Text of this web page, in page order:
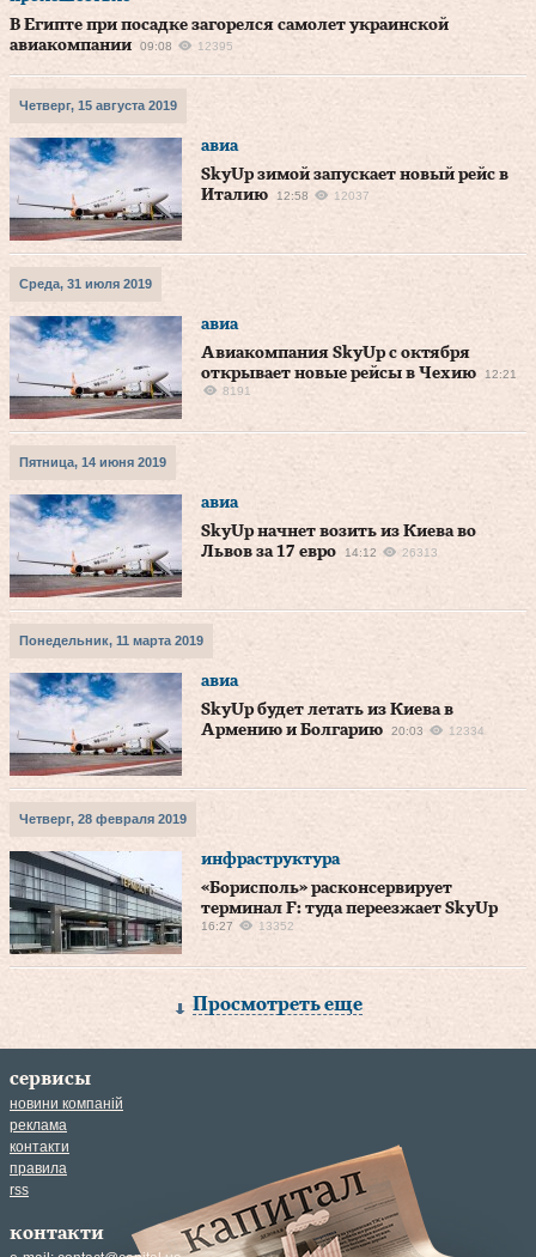
В Египте при посадке загорелся самолет украинской
авиакомпании
09:08 12395
Четверг, 15 августа 2019
авиа
SkyUp зимой запускает новый рейс в
Италию
12:58 12037
Среда, 31 июля 2019
авиа
Авиакомпания SkyUp с октября
открывает новые рейсы в Чехию
12:21
8191
Пятница, 14 июня 2019
авиа
SkyUp начнет возить из Киева во
Львов за 17 евро
14:12 26313
Понедельник, 11 марта 2019
авиа
SkyUp будет летать из Киева в
Армению и Болгарию
20:03 12334
Четверг, 28 февраля 2019
инфраструктура
«Борисполь» расконсервирует
терминал F: туда переезжает SkyUp
16:27 13352
Просмотреть еще
сервисы
новини компаній
реклама
контакти
правила
rss
контакти